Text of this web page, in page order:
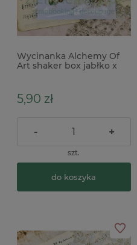
Wycinanka Alchemy Of
Art shaker box jabłko x
5,90 zł
- +
szt.
do koszyka